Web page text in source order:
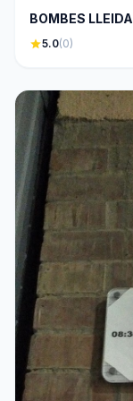
BOMBES LLEIDA
star5.0(0)